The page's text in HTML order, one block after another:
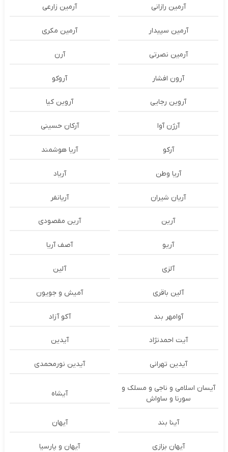
آرمین رازانی آرمین زارعی
آرمین سپیدار آرمین مکری
آرمین نصرتی آرن
آرون افشار آروکو
آروین رجایی آروین کیا
آرژن آوا آرکان حسینی
آرکو آریا هوشمند
آریا وطن آریاد
آریان شیران آریانفر
آرین آرین مقصودی
آریو آصف آریا
آلزی آلین
آلین باقری آمیش و جویون
آوامهر بند آکو آزاد
آیت احمدنژاد آیدین
آیدین تهرانی آیدین نورمحمدی
آیسان اسلامی و ناجی و مسلک و
سورنا و ساواش
آیشاه
آینا بند آیهان
آیهان بزازی آیهان و پارسیا